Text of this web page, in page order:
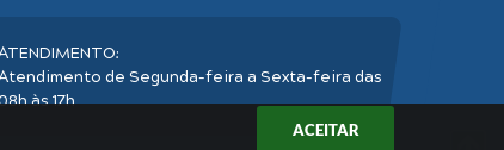
ACEITAR
de Segunda-feira a Sexta-feira das
às 17h